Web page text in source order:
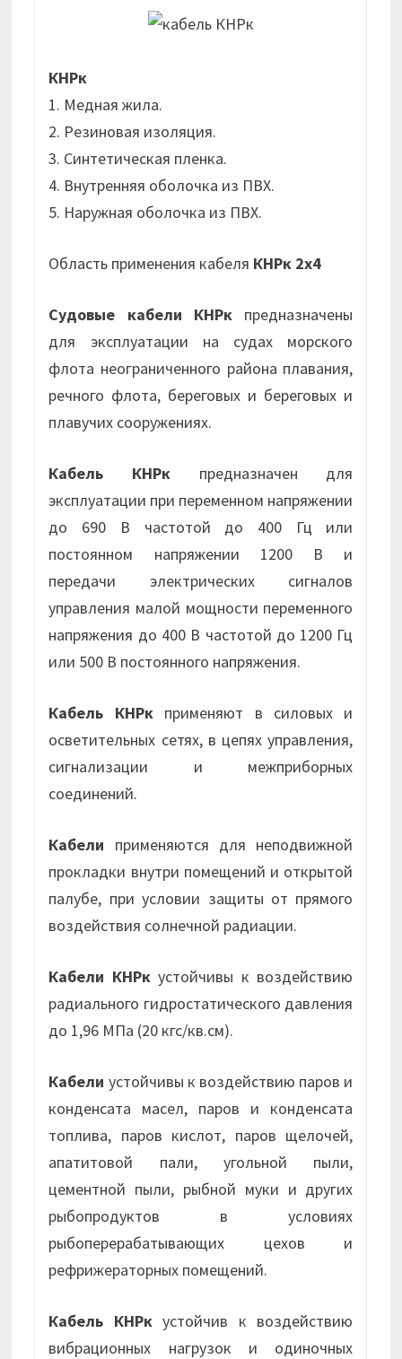
КНРк
1. Медная жила.
2. Резиновая изоляция.
3. Синтетическая пленка.
4. Внутренняя оболочка из ПВХ.
5. Наружная оболочка из ПВХ.
Область применения кабеля КНРк 2х4
Судовые кабели КНРк предназначены
для эксплуатации на судах морского
флота неограниченного района плавания,
речного флота, береговых и береговых и
плавучих сооружениях.
Кабель КНРк предназначен для
эксплуатации при переменном напряжении
до 690 В частотой до 400 Гц или
постоянном напряжении 1200 В и
передачи электрических сигналов
управления малой мощности переменного
напряжения до 400 В частотой до 1200 Гц
или 500 В постоянного напряжения.
Кабель КНРкприменяют в силовых и
осветительных сетях, в цепях управления,
сигнализации и межприборных
соединений.
Кабели применяются для неподвижной
прокладки внутри помещений и открытой
палубе, при условии защиты от прямого
воздействия солнечной радиации.
Кабели КНРкустойчивы к воздействию
радиального гидростатического давления
до 1,96 МПа (20 кгс/кв.см).
Кабели устойчивы к воздействию паров и
конденсата масел, паров и конденсата
топлива, паров кислот, паров щелочей,
апатитовой пали, угольной пыли,
цементной пыли, рыбной муки и других
рыбопродуктов в условиях
рыбоперерабатывающих цехов и
рефрижераторных помещений.
Кабель КНРкустойчив к воздействию
вибрационных нагрузок и одиночных